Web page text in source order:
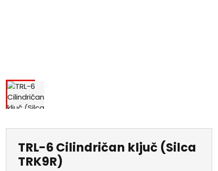
TRL-6 Cilindričan ključ (Silca
TRK9R)